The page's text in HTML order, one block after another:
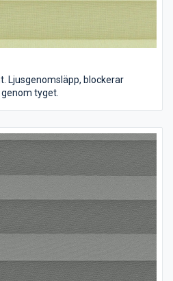
Ljusgenomsläpp, blockerar
tyget.